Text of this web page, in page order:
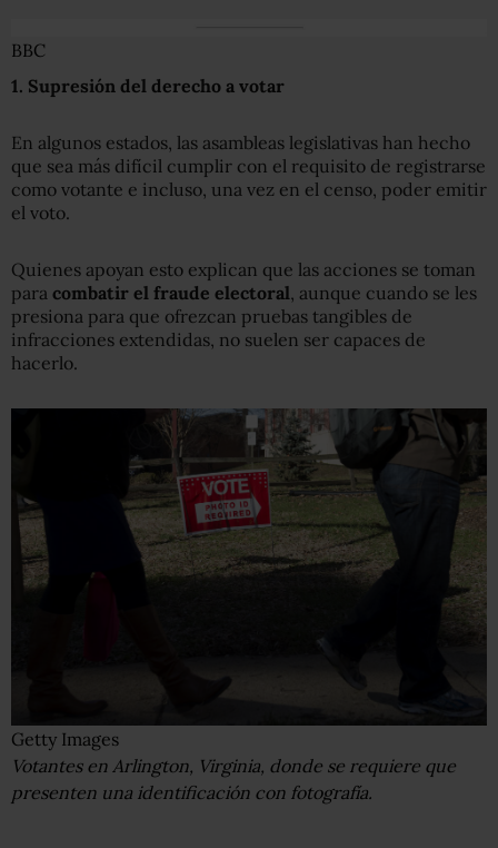
BBC
1. Supresión del derecho a votar
En algunos estados, las asambleas legislativas han hecho
que sea más difícil cumplir con el requisito de registrarse
como votante e incluso, una vez en el censo, poder emitir
el voto.
Quienes apoyan esto explican que las acciones se toman
para combatir el fraude electoral, aunque cuando se les
presiona para que ofrezcan pruebas tangibles de
infracciones extendidas, no suelen ser capaces de
hacerlo.
Getty Images
Votantes en Arlington, Virginia, donde se requiere que
presenten una identificación con fotografía.